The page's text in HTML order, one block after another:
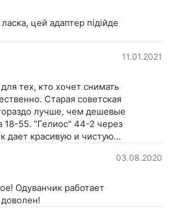
цей адаптер підійде
11.01.2021
тех, кто хочет снимать
Старая советская
лучше, чем дешевые
18-55. "Гелиос" 44-2 через
дает красивую и чистую
03.08.2020
Одуванчик работает